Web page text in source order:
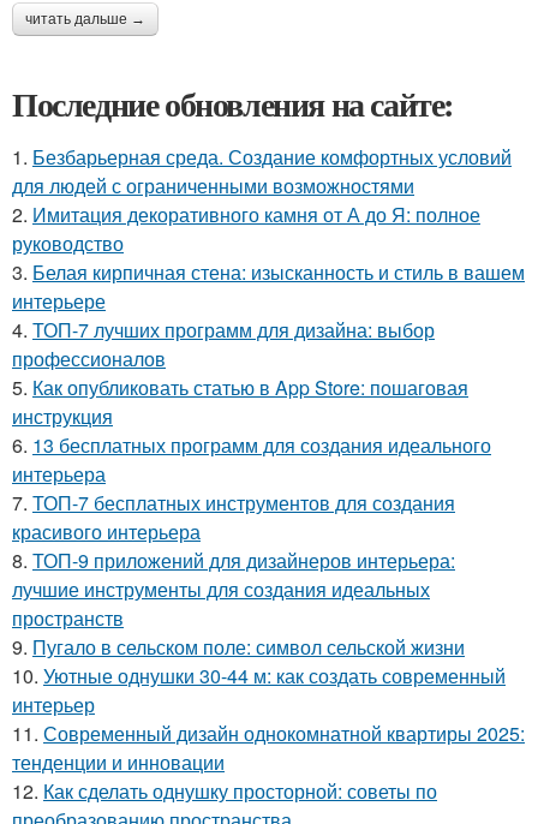
читать дальше →
Последние обновления на сайте:
1. Безбарьерная среда. Создание комфортных условий
для людей с ограниченными возможностями
2. Имитация декоративного камня от А до Я: полное
руководство
3. Белая кирпичная стена: изысканность и стиль в вашем
интерьере
4. ТОП-7 лучших программ для дизайна: выбор
профессионалов
5. Как опубликовать статью в App Store: пошаговая
инструкция
6. 13 бесплатных программ для создания идеального
интерьера
7. ТОП-7 бесплатных инструментов для создания
красивого интерьера
8. ТОП-9 приложений для дизайнеров интерьера:
лучшие инструменты для создания идеальных
пространств
9. Пугало в сельском поле: символ сельской жизни
10. Уютные однушки 30-44 м: как создать современный
интерьер
11. Современный дизайн однокомнатной квартиры 2025:
тенденции и инновации
12. Как сделать однушку просторной: советы по